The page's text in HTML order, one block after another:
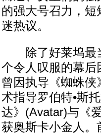
的强大号召力，
迷热议。
除了好莱坞最当
个令人叹服的幕后
曾因执导《蜘蛛
术指导罗伯特•斯
达》(Avatar)与《
获奥斯卡小金人。